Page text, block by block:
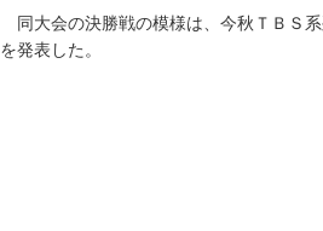
同大会の決勝戦の模様は、今秋ＴＢＳ
を発表した。